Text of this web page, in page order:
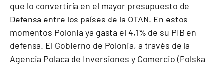
que lo convertiría en el mayor presupuesto de
Defensa entre los países de la OTAN. En estos
momentos Polonia ya gasta el 4,1% de su PIB en
defensa. El Gobierno de Polonia, a través de la
Agencia Polaca de Inversiones y Comercio (Polska